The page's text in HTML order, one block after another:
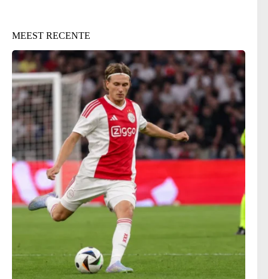
MEEST RECENTE